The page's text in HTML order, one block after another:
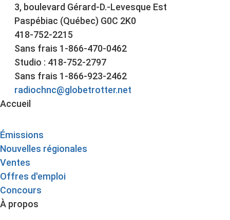
3, boulevard Gérard-D.-Levesque Est
Paspébiac (Québec) G0C 2K0
418-752-2215
Sans frais 1-866-470-0462
Studio : 418-752-2797
Sans frais 1-866-923-2462
radiochnc@globetrotter.net
Accueil
Émissions
Nouvelles régionales
Ventes
Offres d'emploi
Concours
À propos